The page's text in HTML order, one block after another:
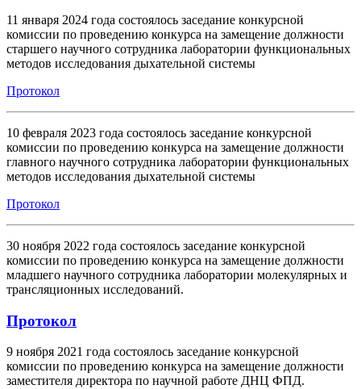
11 января 2024 года состоялось заседание конкурсной
комиссии по проведению конкурса на замещение должности
старшего научного сотрудника лаборатории функциональных
методов исследования дыхательной системы
Протокол
10 февраля 2023 года состоялось заседание конкурсной
комиссии по проведению конкурса на замещение должности
главного научного сотрудника лаборатории функциональных
методов исследования дыхательной системы
Протокол
30 ноября 2022 года состоялось заседание конкурсной
комиссии по проведению конкурса на замещение должности
младшего научного сотрудника лаборатории молекулярных и
трансляционных исследований.
Протокол
9 ноября 2021 года состоялось заседание конкурсной
комиссии по проведению конкурса на замещение должности
заместителя директора по научной работе ДНЦ ФПД.